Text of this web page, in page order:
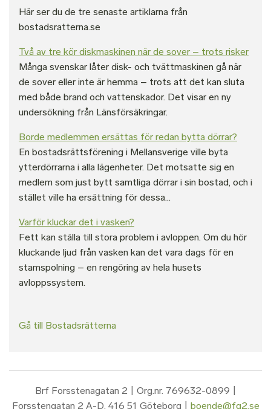
Här ser du de tre senaste artiklarna från
bostadsratterna.se
Två av tre kör diskmaskinen när de sover – trots risker
Många svenskar låter disk- och tvättmaskinen gå när
de sover eller inte är hemma – trots att det kan sluta
med både brand och vattenskador. Det visar en ny
undersökning från Länsförsäkringar.
Borde medlemmen ersättas för redan bytta dörrar?
En bostadsrättsförening i Mellansverige ville byta
ytterdörrarna i alla lägenheter. Det motsatte sig en
medlem som just bytt samtliga dörrar i sin bostad, och i
stället ville ha ersättning för dessa...
Varför kluckar det i vasken?
Fett kan ställa till stora problem i avloppen. Om du hör
kluckande ljud från vasken kan det vara dags för en
stamspolning – en rengöring av hela husets
avloppssystem.
Gå till Bostadsrätterna
Brf Forsstenagatan 2 | Org.nr. 769632-0899 |
Forsstengatan 2 A-D, 416 51 Göteborg | boende@fg2.se